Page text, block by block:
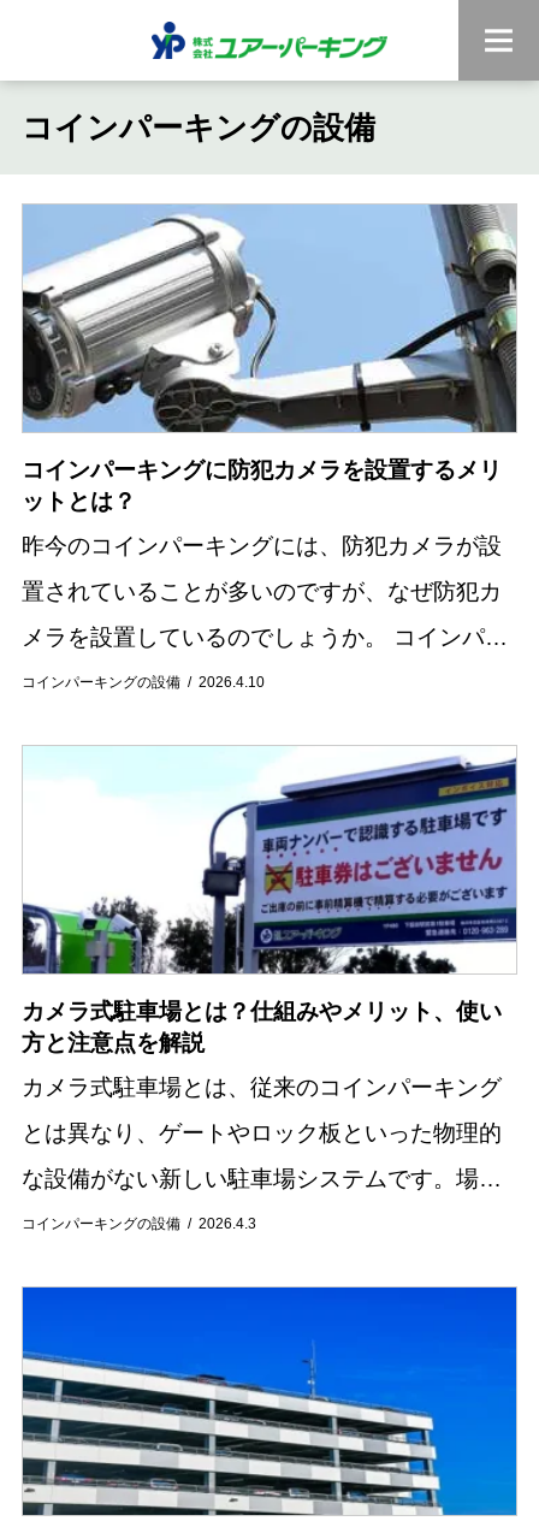
コインパーキングの設備
コインパーキングの設備 2026.4.10
コインパーキングに防犯カメラを設置するメリ
ットとは？
昨今のコインパーキングには、防犯カメラが設
置されていることが多いのですが、なぜ防犯カ
メラを設置しているのでしょうか。 コインパー
キング経営は、費用や労力の面で負担が少なく
めていま...
コインパーキングの設備 2026.4.3
カメラ式駐車場とは？仕組みやメリット、使い
方と注意点を解説
カメラ式駐車場とは、従来のコインパーキング
とは異なり、ゲートやロック板といった物理的
な設備がない新しい駐車場システムです。場内
に設置されたカメラが車両のナンバープレート